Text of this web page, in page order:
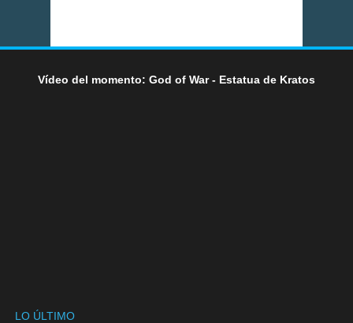
Vídeo del momento: God of War - Estatua de Kratos
LO ÚLTIMO